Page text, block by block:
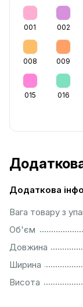
001 002
008 009
015 016
Додаткова
Вага товару з
Об'єм
Довжина
Ширина
Висота